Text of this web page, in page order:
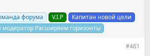
форума V.I.P
Капитан новой цели
Расширяем горизонты
#461